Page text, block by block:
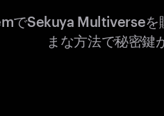
でSekuya Multiverseを
まな方法で秘密鍵